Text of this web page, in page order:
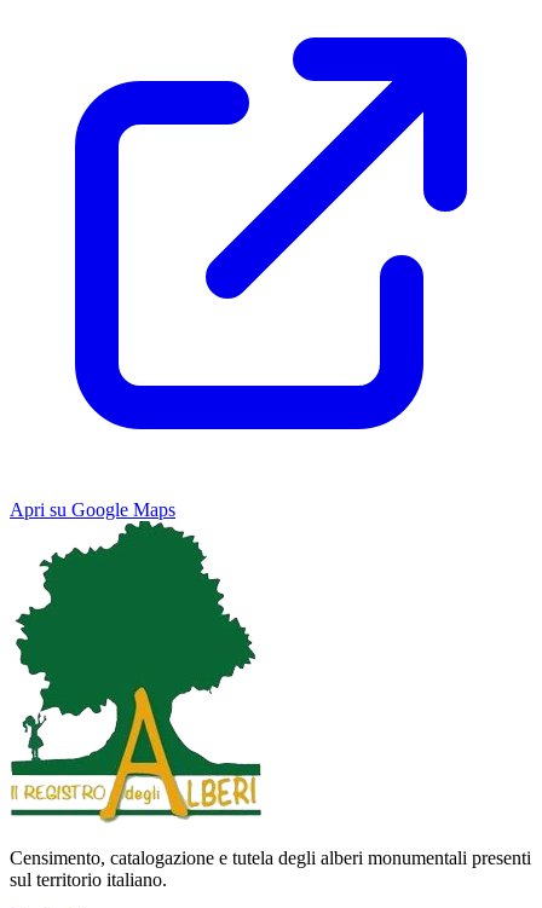
Apri su Google Maps
Map Satellite
Keyboard shortcuts
Censimento, catalogazione e tutela degli alberi monumentali presenti
sul territorio italiano.